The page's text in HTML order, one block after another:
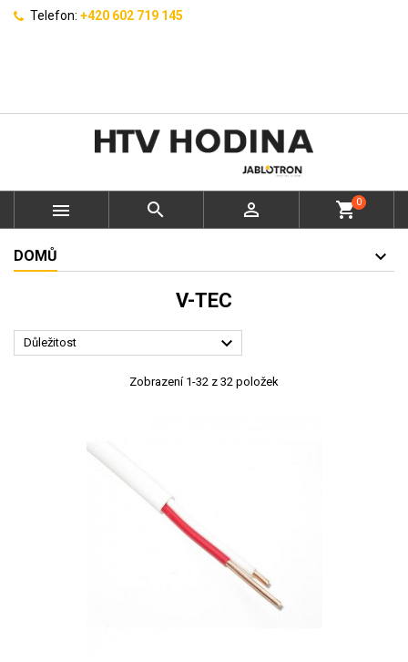
Telefon: +420 602 719 145
   shopping_cart0
DOMŮ
V-TEC
Důležitost 
Zobrazení 1-32 z 32 položek